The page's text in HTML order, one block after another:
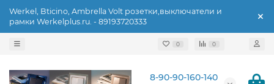
Werkel, Bticino, Ambrella Volt розетки,выключатели и
рамки Werkelplus.ru. - 89193720333
0 0
8-90-90-160-140